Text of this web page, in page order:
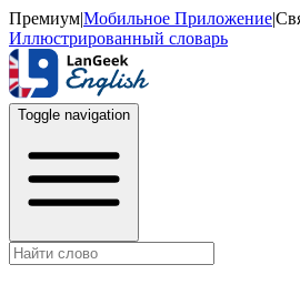
Премиум|Мобильное Приложение|
Иллюстрированный словарь
Toggle navigation